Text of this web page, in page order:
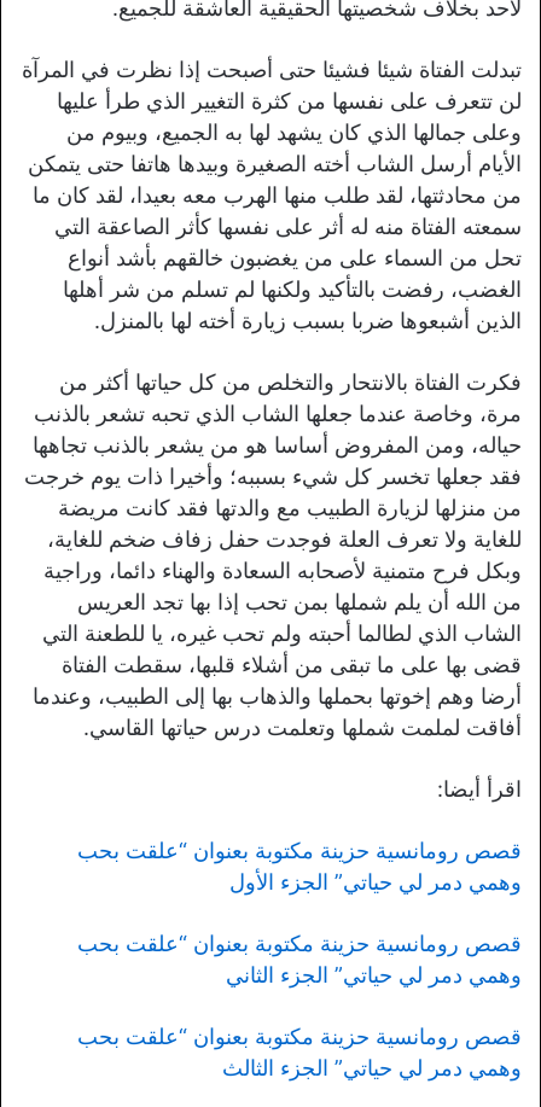
لأحد بخلاف شخصيتها الحقيقية العاشقة للجميع.
تبدلت الفتاة شيئا فشيئا حتى أصبحت إذا نظرت في المرآة
لن تتعرف على نفسها من كثرة التغيير الذي طرأ عليها
وعلى جمالها الذي كان يشهد لها به الجميع، وبيوم من
الأيام أرسل الشاب أخته الصغيرة وبيدها هاتفا حتى يتمكن
من محادثتها، لقد طلب منها الهرب معه بعيدا، لقد كان ما
سمعته الفتاة منه له أثر على نفسها كأثر الصاعقة التي
تحل من السماء على من يغضبون خالقهم بأشد أنواع
الغضب، رفضت بالتأكيد ولكنها لم تسلم من شر أهلها
الذين أشبعوها ضربا بسبب زيارة أخته لها بالمنزل.
فكرت الفتاة بالانتحار والتخلص من كل حياتها أكثر من
مرة، وخاصة عندما جعلها الشاب الذي تحبه تشعر بالذنب
حياله، ومن المفروض أساسا هو من يشعر بالذنب تجاهها
فقد جعلها تخسر كل شيء بسببه؛ وأخيرا ذات يوم خرجت
من منزلها لزيارة الطبيب مع والدتها فقد كانت مريضة
للغاية ولا تعرف العلة فوجدت حفل زفاف ضخم للغاية،
وبكل فرح متمنية لأصحابه السعادة والهناء دائما، وراجية
من الله أن يلم شملها بمن تحب إذا بها تجد العريس
الشاب الذي لطالما أحبته ولم تحب غيره، يا للطعنة التي
قضى بها على ما تبقى من أشلاء قلبها، سقطت الفتاة
أرضا وهم إخوتها بحملها والذهاب بها إلى الطبيب، وعندما
أفاقت لملمت شملها وتعلمت درس حياتها القاسي.
اقرأ أيضا:
قصص رومانسية حزينة مكتوبة بعنوان “علقت بحب
وهمي دمر لي حياتي” الجزء الأول
قصص رومانسية حزينة مكتوبة بعنوان “علقت بحب
وهمي دمر لي حياتي” الجزء الثاني
قصص رومانسية حزينة مكتوبة بعنوان “علقت بحب
وهمي دمر لي حياتي” الجزء الثالث